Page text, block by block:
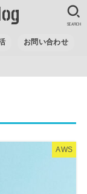
お問い合わせ
SEARCH
AWS